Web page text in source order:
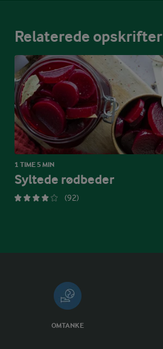
Relaterede opskrifter
1 TIME 5 MIN
Syltede rødbeder
(92)
OMTANKE